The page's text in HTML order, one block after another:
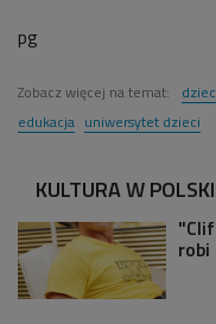
pg
Zobacz więcej na temat:
edukacja uniwersytet dzieci
KULTURA W